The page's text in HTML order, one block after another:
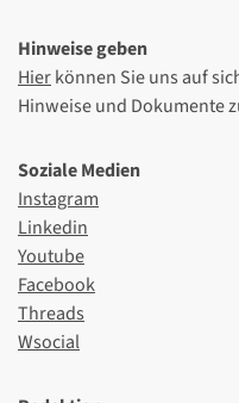
Hinweise geben
Hierkönnen Sie uns auf
Hinweise und Dokumente
Soziale Medien
Instagram
Linkedin
Youtube
Facebook
Threads
Wsocial